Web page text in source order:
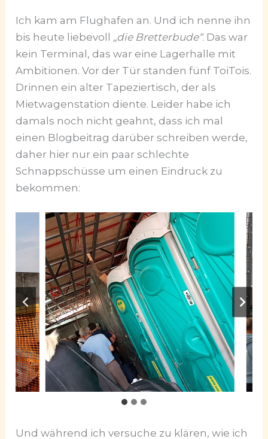
Ich kam am Flughafen an. Und ich nenne ihn
bis heute liebevoll „die Bretterbude“. Das war
kein Terminal, das war eine Lagerhalle mit
Ambitionen. Vor der Tür standen fünf ToiTois.
Drinnen ein alter Tapeziertisch, der als
Mietwagenstation diente. Leider habe ich
damals noch nicht geahnt, dass ich mal
einen Blogbeitrag darüber schreiben werde,
daher hier nur ein paar schlechte
Schnappschüsse um einen Eindruck zu
bekommen:
Und während ich versuche zu klären, wie ich